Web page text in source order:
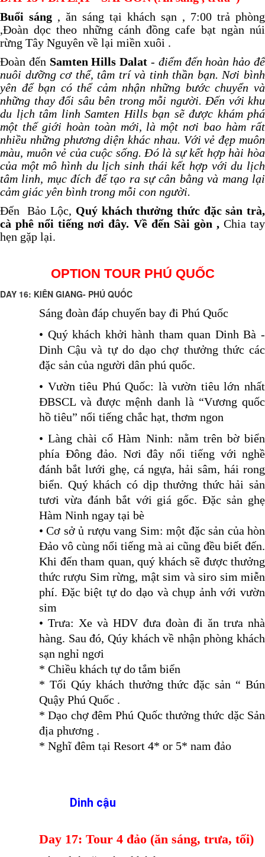
Buổi sáng , ăn sáng tại khách sạn , 7:00 trả phòng
,Đoàn dọc theo những cánh đồng cafe bạt ngàn núi
rừng Tây Nguyên về lại miền xuôi .
Đoàn đến Samten Hills Dalat - điểm đến hoàn hảo để
nuôi dưỡng cơ thể, tâm trí và tinh thần bạn. Nơi bình
yên để bạn có thể cảm nhận những bước chuyển và
những thay đổi sâu bên trong mỗi người. Đến với khu
du lịch tâm linh Samten Hills bạn sẽ được khám phá
một thế giới hoàn toàn mới, là một nơi bao hàm rất
nhiều những phương diện khác nhau. Với vẻ đẹp muôn
màu, muôn vẻ của cuộc sống. Đó là sự kết hợp hài hòa
của một mô hình du lịch sinh thái kết hợp với du lịch
tâm linh, mục đích để tạo ra sự cân bằng và mang lại
cảm giác yên bình trong mỗi con người.
Đến Bảo Lộc, Quý khách thưởng thức đặc sản trà,
cà phê nổi tiếng nơi đây. Về đến Sài gòn , Chia tay
hẹn gặp lại.
OPTION TOUR PHÚ QUỐC
DAY 16: KIÊN GIANG- PHÚ QUỐC
Sáng đoàn đáp chuyến bay đi Phú Quốc
• Quý khách khởi hành tham quan Dinh Bà -
Dinh Cậu và tự do dạo chợ thưởng thức các
đặc sản của người dân phú quốc.
• Vườn tiêu Phú Quốc: là vườn tiêu lớn nhất
ĐBSCL và được mệnh danh là “Vương quốc
hồ tiêu” nổi tiếng chắc hạt, thơm ngon
• Làng chài cổ Hàm Ninh: nằm trên bờ biển
phía Ðông đảo. Nơi đây nổi tiếng với nghề
đánh bắt lưới ghẹ, cá ngựa, hải sâm, hái rong
biển. Quý khách có dịp thưởng thức hải sản
tươi vừa đánh bắt với giá gốc. Đặc sản ghẹ
Hàm Ninh ngay tại bè
• Cơ sở ủ rượu vang Sim: một đặc sản của hòn
Đảo vô cùng nổi tiếng mà ai cũng đều biết đến.
Khi đến tham quan, quý khách sẽ được thưởng
thức rượu Sim rừng, mật sim và siro sim miễn
phí. Đặc biệt tự do dạo và chụp ảnh với vườn
sim
• Trưa: Xe và HDV đưa đoàn đi ăn trưa nhà
hàng. Sau đó, Qúy khách về nhận phòng khách
sạn nghỉ ngơi
* Chiều khách tự do tắm biển
* Tối Qúy khách thưởng thức đặc sản “ Bún
Quậy Phú Quốc .
* Dạo chợ đêm Phú Quốc thưởng thức dặc Sản
địa phương .
* Nghĩ đêm tại Resort 4* or 5* nam đảo
Dinh cậu
Day 17: Tour 4 đảo (ăn sáng, trưa, tối)